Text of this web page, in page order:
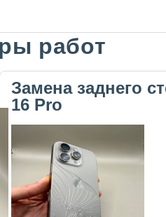
работ
Замена заднего
16 Pro